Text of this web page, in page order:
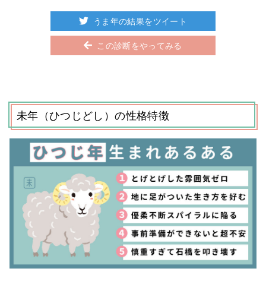
うま年の結果をツイート
この診断をやってみる
未年（ひつじどし）の性格特徴